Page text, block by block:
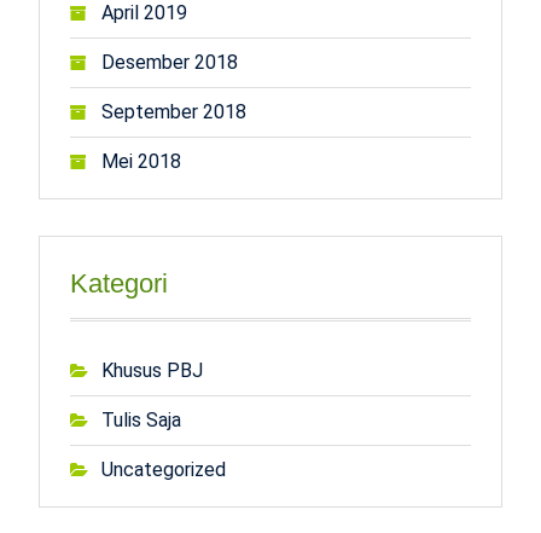
April 2019
Desember 2018
September 2018
Mei 2018
Kategori
Khusus PBJ
Tulis Saja
Uncategorized